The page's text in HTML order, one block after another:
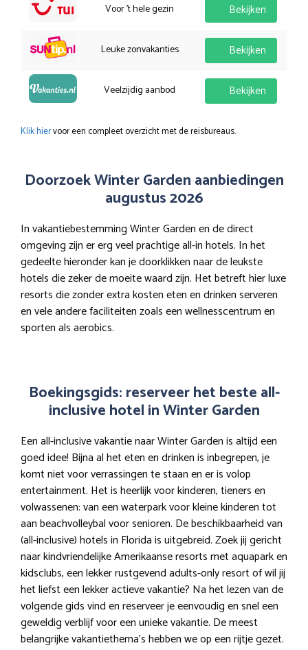
Voor 't hele gezin Bekijken
Leuke zonvakanties Bekijken
Veelzijdig aanbod Bekijken
Klik hiervoor een compleet overzicht met de reisbureaus.
Doorzoek Winter Garden aanbiedingen
augustus 2026
In vakantiebestemming Winter Garden en de direct
omgeving zijn er erg veel prachtige all-in hotels. In het
gedeelte hieronder kan je doorklikken naar de leukste
hotels die zeker de moeite waard zijn. Het betreft hier luxe
resorts die zonder extra kosten eten en drinken serveren
en vele andere faciliteiten zoals een wellnesscentrum en
sporten als aerobics.
Boekingsgids: reserveer het beste all-
inclusive hotel in Winter Garden
Een all-inclusive vakantie naar Winter Garden is altijd een
goed idee! Bijna al het eten en drinken is inbegrepen, je
komt niet voor verrassingen te staan en er is volop
entertainment. Het is heerlijk voor kinderen, tieners en
volwassenen: van een waterpark voor kleine kinderen tot
aan beachvolleybal voor senioren. De beschikbaarheid van
(all-inclusive) hotels in Florida is uitgebreid. Zoek jij gericht
naar kindvriendelijke Amerikaanse resorts met aquapark en
kidsclubs, een lekker rustgevend adults-only resort of wil jij
het liefst een lekker actieve vakantie? Na het lezen van de
volgende gids vind en reserveer je eenvoudig en snel een
geweldig verblijf voor een unieke vakantie. De meest
belangrijke vakantiethema’s hebben we op een rijtje gezet.